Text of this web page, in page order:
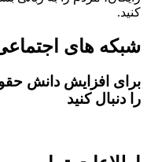
کنید.
شبکه های
برای افزایش دانش
را دنبال کنید